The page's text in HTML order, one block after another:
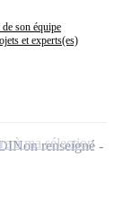
son équipe
et experts(es)
Non renseigné
à ma sélection